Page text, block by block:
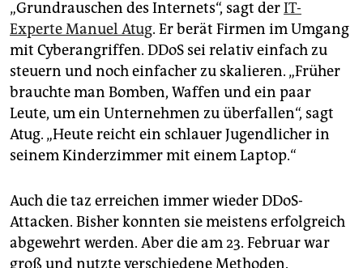
„Grundrauschen des Internets“, sagt derIT-
Experte Manuel Atug. Er berät Firmen im Umgang
mit Cyber­an­griffen. DDoS sei relativ einfach zu
steuern und noch einfacher zu skalieren. „Früher
brauchte man Bomben, Waffen und ein paar
Leute, um ein Unternehmen zu überfallen“, sagt
Atug. „Heute reicht ein schlauer Jugendlicher in
seinem Kinderzimmer mit einem Laptop.“
Auch die taz erreichen immer wieder DDoS-
Attacken. Bisher konnten sie meistens erfolgreich
abgewehrt werden. Aber die am 23. Februar war
groß und nutzte verschiedene Methoden.